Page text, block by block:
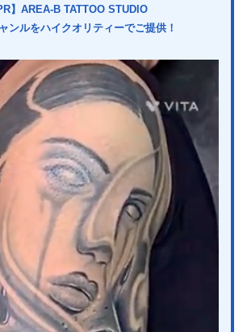
】AREA-B TATTOO STUDIO
ンルをハイクオリティーでご提供！